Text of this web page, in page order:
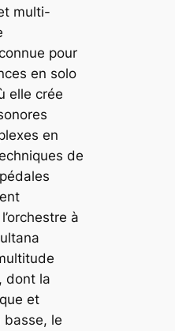
multi-
pour
en solo
elle crée
en
de
à
dont la
et
basse, le